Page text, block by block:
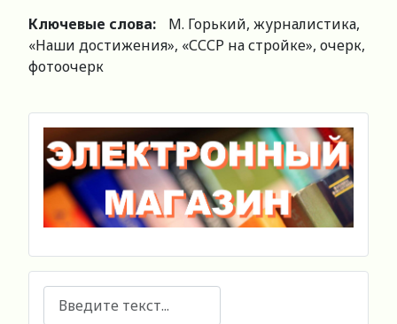
Ключевые слова:
М. Горький, журналистика,
«Наши достижения», «СССР на стройке», очерк,
фотоочерк
Поиск